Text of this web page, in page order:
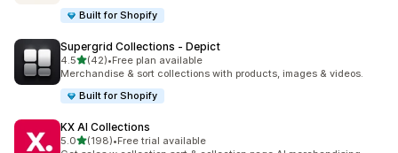
Built for Shopify
Supergrid Collections ‑ Depict
4.5별 5개 중
(42)
총 리뷰 42개
•Free plan available
Merchandise & sort collections with products, images & videos.
Built for Shopify
KX AI Collections
5.0별 5개 중
(198)
총 리뷰 198개
•Free trial available